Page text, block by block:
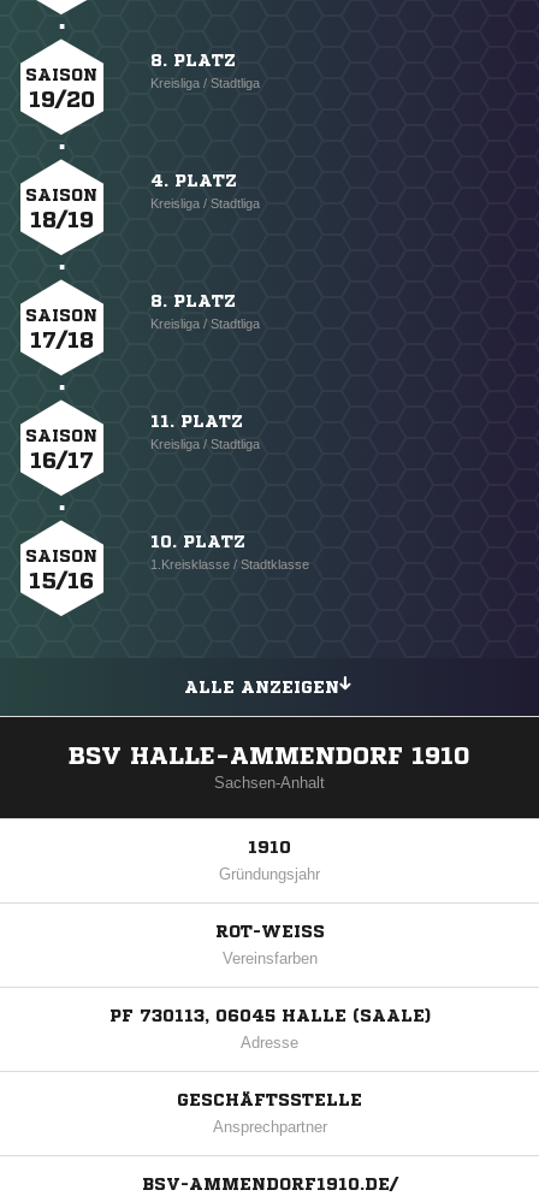
SAISON
19/20
8. PLATZ
Kreisliga / Stadtliga
SAISON
18/19
4. PLATZ
Kreisliga / Stadtliga
SAISON
17/18
8. PLATZ
Kreisliga / Stadtliga
SAISON
16/17
11. PLATZ
Kreisliga / Stadtliga
SAISON
15/16
10. PLATZ
1.Kreisklasse / Stadtklasse
ALLE ANZEIGEN
BSV HALLE-AMMENDORF 1910
Sachsen-Anhalt
1910
Gründungsjahr
ROT-WEISS
Vereinsfarben
PF 730113, 06045 HALLE (SAALE)
Adresse
GESCHÄFTSSTELLE
Ansprechpartner
BSV-AMMENDORF1910.DE/